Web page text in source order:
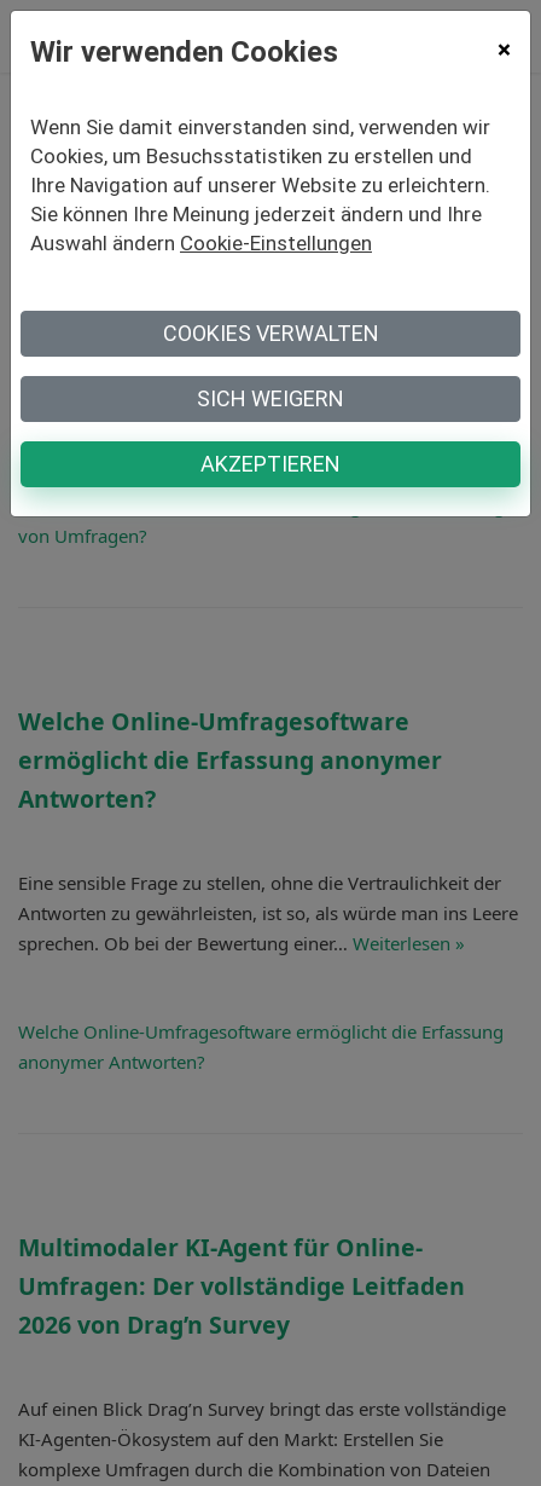
Welchen Einfluss hat KI auf dieErstellung
und Auswertung von Umfragen?
Kundenbeziehungsverantwortliche wissen es: Die
Konzeption einer wirkungsvollen Umfrage erfordert Zeit,
methodisches Know-how und ein gutes Gespür. Seit zwei
Jahren revolutioniert künstliche Intelligenz…Weiterlesen »
Welchen Einfluss hat KI auf dieErstellung und Auswertung
von Umfragen?
Welche Online-Umfragesoftware
ermöglicht die Erfassung anonymer
Antworten?
Eine sensible Frage zu stellen, ohne die Vertraulichkeit der
Antworten zu gewährleisten, ist so, als würde man ins Leere
sprechen. Ob bei der Bewertung einer… Weiterlesen »
Welche Online-Umfragesoftware ermöglicht die Erfassung
anonymer Antworten?
Multimodaler KI-Agent für Online-
Umfragen: Der vollständige Leitfaden
2026 von Drag’n Survey
Auf einen Blick Drag’n Survey bringt das erste vollständige
KI-Agenten-Ökosystem auf den Markt: Erstellen Sie
komplexe Umfragen durch die Kombination von Dateien
Wir verwenden Cookies ×
Wenn Sie damit einverstanden sind, verwenden wir
Cookies, um Besuchsstatistiken zu erstellen und
Ihre Navigation auf unserer Website zu erleichtern.
Sie können Ihre Meinung jederzeit ändern und Ihre
Auswahl ändern Cookie-Einstellungen
COOKIES VERWALTEN
SICH WEIGERN
AKZEPTIEREN